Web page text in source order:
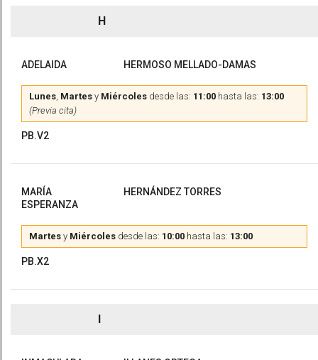
H
ADELAIDA HERMOSO MELLADO-DAMAS
Lunes, Martes y Miércoles desde las: 11:00 hasta las: 13:00
(Previa cita)
PB.V2
MARÍA
ESPERANZA
HERNÁNDEZ TORRES
Martes y Miércoles desde las: 10:00 hasta las: 13:00
PB.X2
I